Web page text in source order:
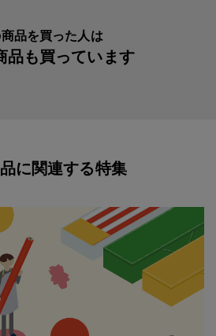
品を買った人は
品も買っています
に関連する特集